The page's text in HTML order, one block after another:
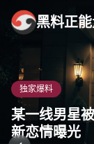
黑料正
独家爆料
某一线男星
新恋情曝光
娱乐头条
某顶流小花
战
独家爆料
某知名导演
人员
快手热搜
某选秀偶像
礼物
娱乐头条
某老牌男星
百万